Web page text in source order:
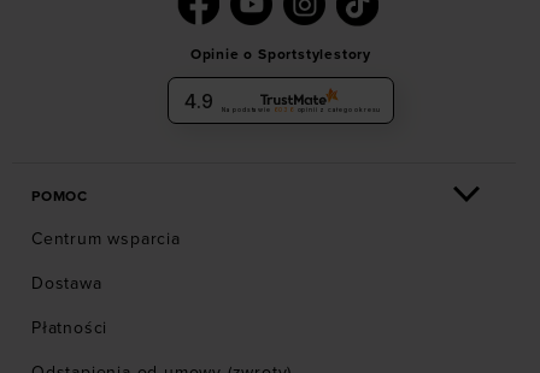
Opinie o Sportstylestory
4.9 Na podstawie 6036 opinii z całego okresu
POMOC
Centrum wsparcia
Dostawa
Płatności